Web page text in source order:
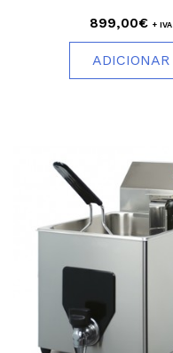
899,00€ + IVA
ADICIONAR